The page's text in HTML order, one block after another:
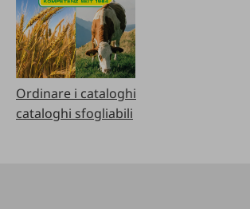
Ordinare i cataloghi
cataloghi sfogliabili